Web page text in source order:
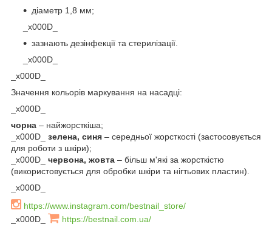
діаметр 1,8 мм;
_x000D_
зазнають дезінфекції та стерилізації.
_x000D_
_x000D_
Значення кольорів маркування на насадці:
_x000D_
чорна – найжорсткіша;
_x000D_ зелена, синя – середньої жорсткості (застосовується
для роботи з шкіри);
_x000D_ червона, жовта – більш м'які за жорсткістю
(використовується для обробки шкіри та нігтьових пластин).
_x000D_
https://www.instagram.com/bestnail_store/
_x000D_
https://bestnail.com.ua/